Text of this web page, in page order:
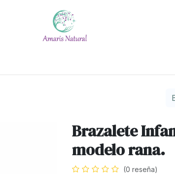
Brazalete
modelo rana.
(0 reseña)